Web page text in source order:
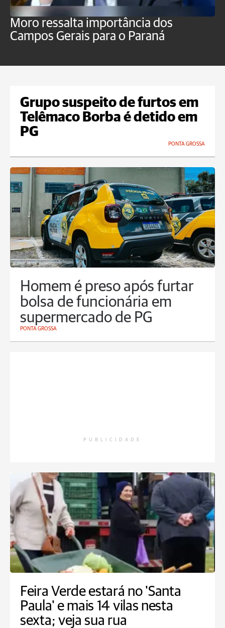
Moro ressalta importância dos
Campos Gerais para o Paraná
Grupo suspeito de furtos em
Telêmaco Borba é detido em
PG
PONTA GROSSA
Homem é preso após furtar
bolsa de funcionária em
supermercado de PG
PONTA GROSSA
PUBLICIDADE
Feira Verde estará no 'Santa
Paula' e mais 14 vilas nesta
sexta; veja sua rua